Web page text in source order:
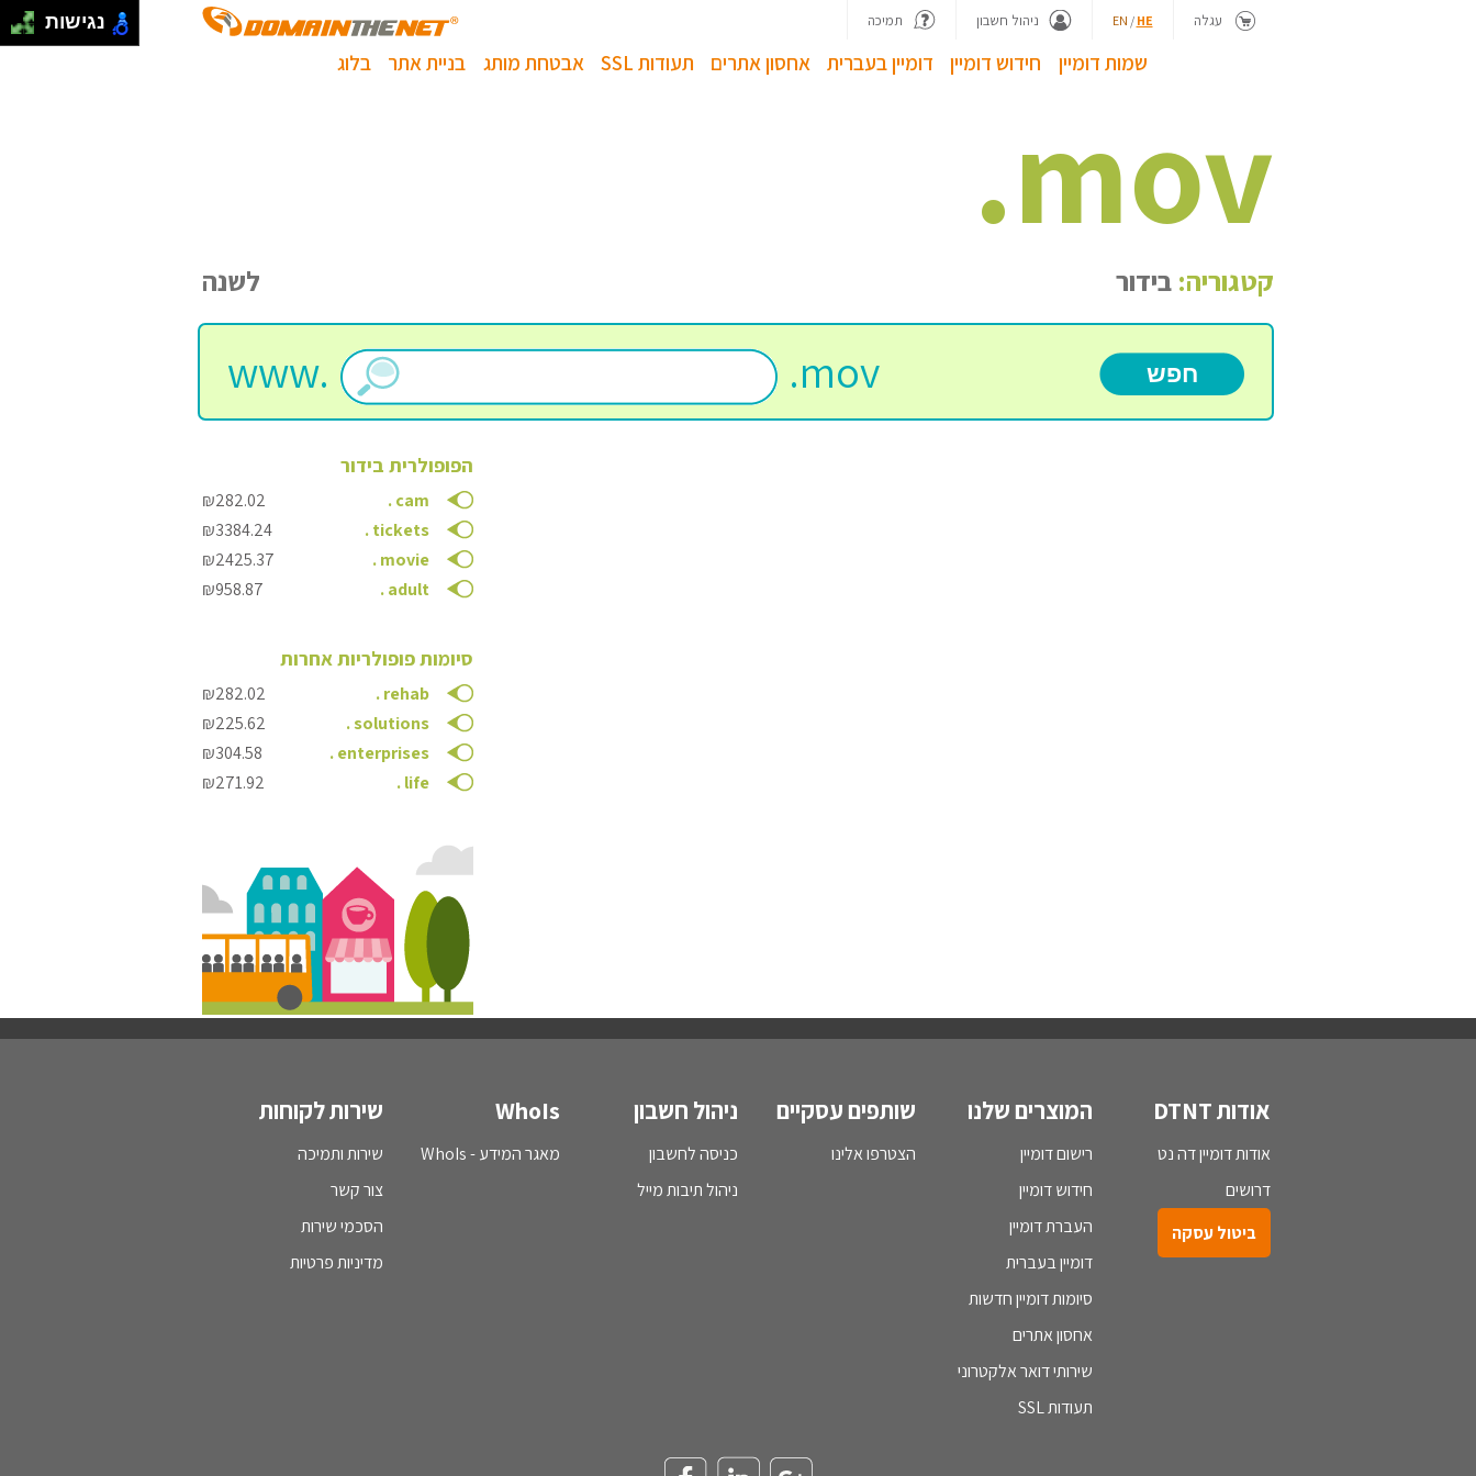
עגלה HE
/
EN ניהול חשבון תמיכה
שמות דומיין חידוש דומיין דומיין בעברית אחסון אתרים תעודות SSL אבטחת מותג בניית אתר בלוג
.mov
קטגוריה: בידור לשנה
www. .mov
הפופולרית בידור
.cam
₪282.02
.tickets
₪3384.24
.movie
₪2425.37
.adult
₪958.87
סיומות פופולריות אחרות
.rehab
₪282.02
.solutions
₪225.62
.enterprises
₪304.58
.life
₪271.92
אודות DTNT
אודות דומיין דה נט
דרושים
ביטול עסקה
המוצרים שלנו
רישום דומיין
חידוש דומיין
העברת דומיין
דומיין בעברית
סיומות דומיין חדשות
אחסון אתרים
שירותי דואר אלקטרוני
תעודות SSL
שותפים עסקיים
הצטרפו אלינו
ניהול חשבון
כניסה לחשבון
ניהול תיבות מייל
WhoIs
מאגר המידע - WhoIs
שירות לקוחות
שירות ותמיכה
צור קשר
הסכמי שירות
מדיניות פרטיות
נגישות